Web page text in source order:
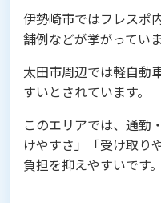
伊勢崎市ではフレスポ
舗例などが挙がっていま
太田市周辺では軽自動
すいとされています。
このエリアでは、通勤
けやすさ」「受け取り
負担を抑えやすいです。